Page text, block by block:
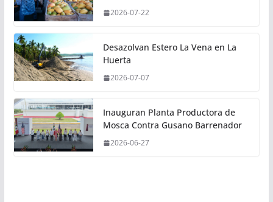
2026-07-22
Desazolvan Estero La Vena en La
Huerta
2026-07-07
Inauguran Planta Productora de
Mosca Contra Gusano Barrenador
2026-06-27